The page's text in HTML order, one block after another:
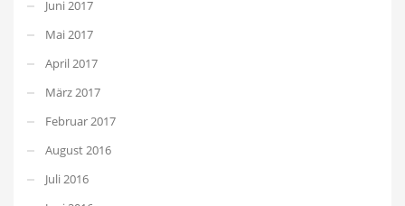
Juni 2017
Mai 2017
April 2017
März 2017
Februar 2017
August 2016
Juli 2016